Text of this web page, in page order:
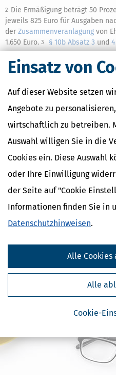
Einsatz von
Auf dieser Website setzen
Angebote zu
wirtschaftlich zu betreiben.
Auswahl willigen Sie in die
Cookies ein. Diese Auswahl
oder Ihre Einwilligung
der Seite auf "Cookie
Informationen finden Sie in
Datenschutzhinweisen.
Cookie-
Alle
Alle Cookies
2 Die Ermäßigung beträgt 50
jeweils 825 Euro für Ausgaben
der Zusammenveranlagung von
1.650 Euro. 3 § 10b Absatz 3 und 4
Finanzamt & Formalitäten
Selbstständigkeit
Verwandte Lexikon-
Kapitalertragsteuer
Definition und Erklärung
CO2-Steuer - Was ist das?
Kapitalertragsteuer -
NACHDiGAL